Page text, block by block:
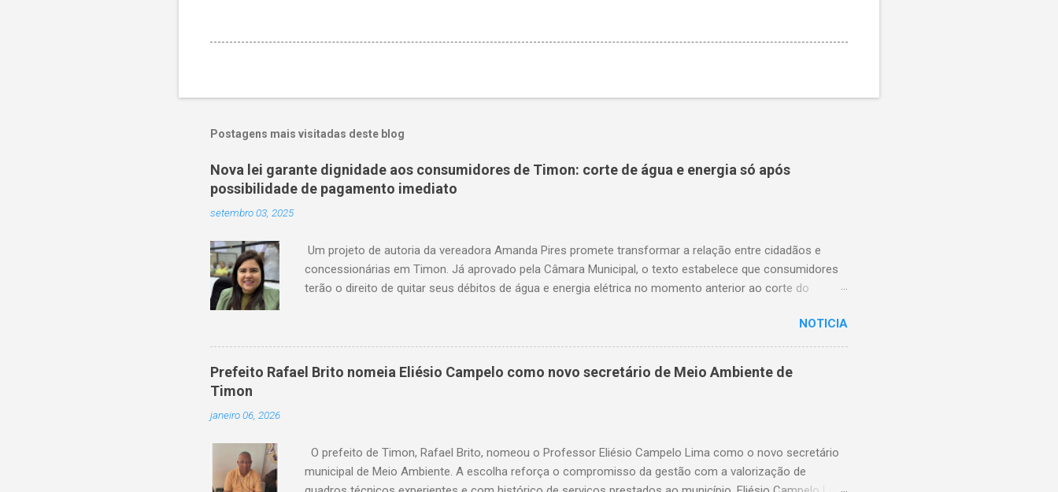
Postagens mais visitadas deste blog
Nova lei garante dignidade aos consumidores de Timon: corte de água e energia só após
possibilidade de pagamento imediato
setembro 03, 2025
Um projeto de autoria da vereadora Amanda Pires promete transformar a relação entre cidadãos e
concessionárias em Timon. Já aprovado pela Câmara Municipal, o texto estabelece que consumidores
terão o direito de quitar seus débitos de água e energia elétrica no momento anterior ao corte do
de atraso. A medida chega em um momento em que milhares de timonenses enfrentam dificuldades
financeiras e, muitas vezes, veem-se surpreendidos pelo corte abrupto do fornecimento. A nova lei,
agora aguardando a sanção do prefeito, representa um avanço significativo na proteção dos usuários.
“Os usuários dos serviços de água e luz ganharam uma nova ferramenta, possibilitando, no momento
NOTICIA
Prefeito Rafael Brito nomeia Eliésio Campelo como novo secretário de Meio Ambiente de
Timon
janeiro 06, 2026
O prefeito de Timon, Rafael Brito, nomeou o Professor Eliésio Campelo Lima como o novo secretário
municipal de Meio Ambiente. A escolha reforça o compromisso da gestão com a valorização de